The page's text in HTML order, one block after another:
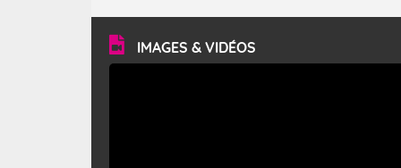
vitesse moyenne de 50 km/h et atteindre 80 à 100 km/h
en rafales, parfois davantage. Il parcourt la basse vallée
du Rhône et la Provence et envahit le littoral
méditerranéen à partir de la Camargue.
IMAGES & VIDÉOS